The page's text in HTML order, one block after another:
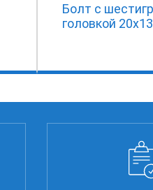
Болт с
головкой